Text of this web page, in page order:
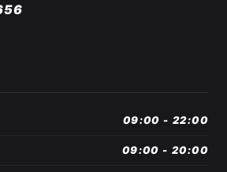
09:00 - 22:00
09:00 - 20:00